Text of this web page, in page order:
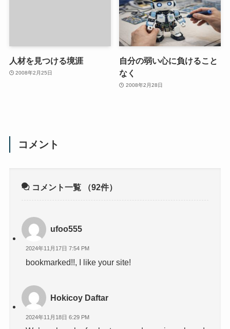
人材を見つける境涯
2008年2月25日
自分の弱い心に負けること
なく
2008年2月28日
コメント
コメント一覧 （92件）
ufoo555
2024年11月17日 7:54 PM
bookmarked!!, I like your site!
Hokicoy Daftar
2024年11月18日 6:29 PM